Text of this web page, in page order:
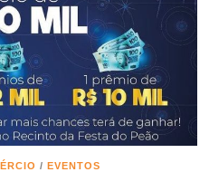
/ EVENTOS